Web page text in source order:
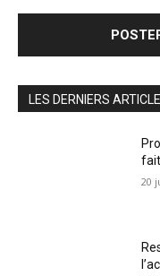
LES DERNIERS
20